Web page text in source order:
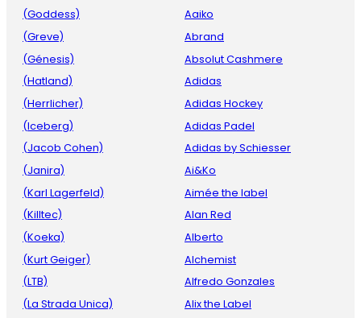
(Goddess)
(Greve)
(Génesis)
(Hatland)
(Herrlicher)
(Iceberg)
(Jacob Cohen)
(Janira)
(Karl Lagerfeld)
(Killtec)
(Koeka)
(Kurt Geiger)
(LTB)
(La Strada Unica)
Aaiko
Abrand
Absolut Cashmere
Adidas
Adidas Hockey
Adidas Padel
Adidas by Schiesser
Ai&Ko
Aimée the label
Alan Red
Alberto
Alchemist
Alfredo Gonzales
Alix the Label